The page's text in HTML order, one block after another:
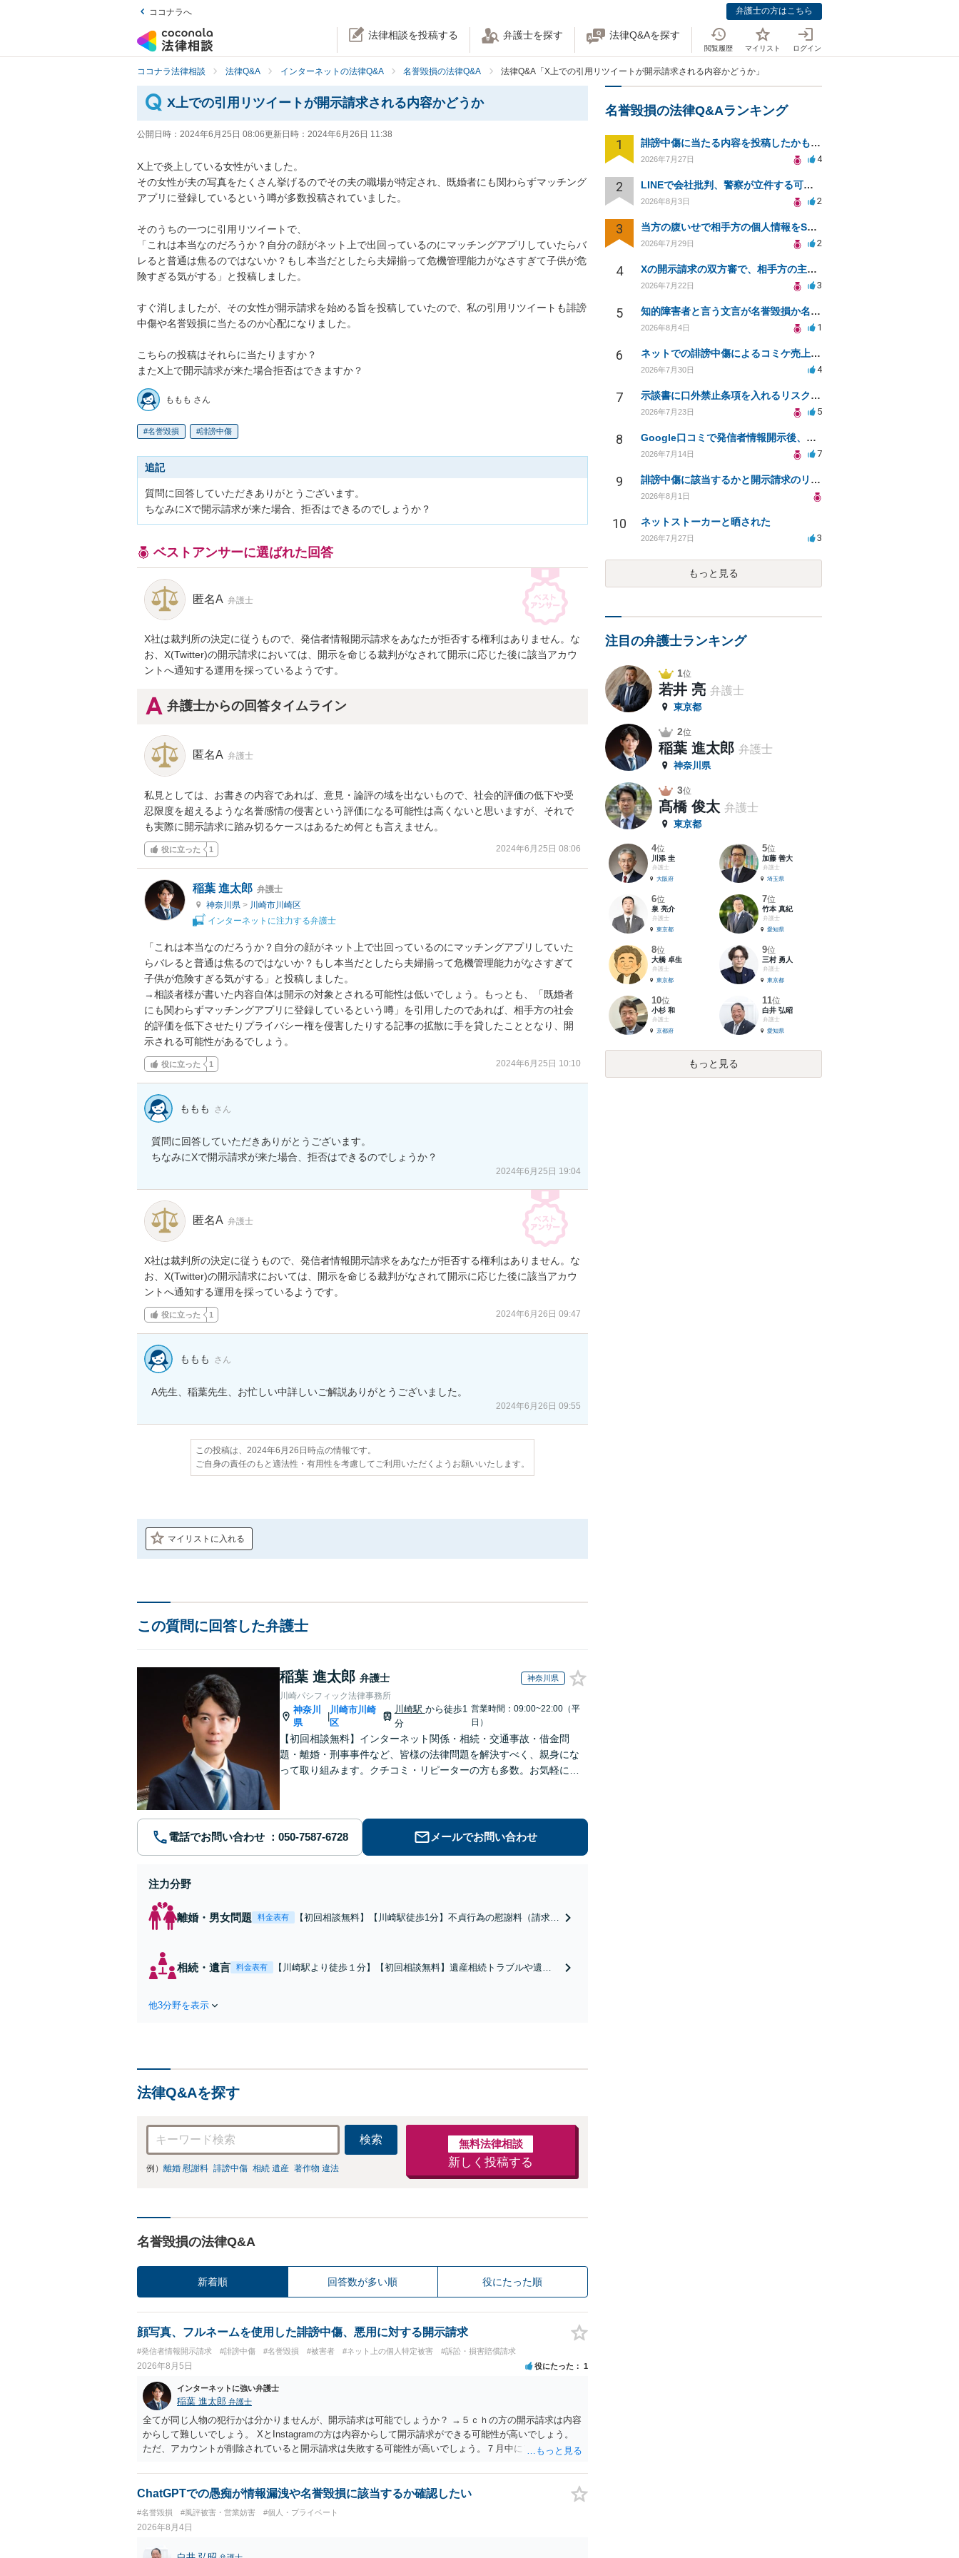
ココナラへ 弁護士の方はこちら
法律相談を投稿する 弁護士を探す 法律Q&Aを探す
閲覧履歴 マイリスト ログイン
ココナラ法律相談 法律Q&A インターネットの法律Q&A 名誉毀損の法律Q&A 法律Q&A「X上での引用リツイートが開示請求される内容かどうか」
X上での引用リツイートが開示請求される内容かどうか
公開日時： 2024年6月25日 08:06更新日時： 2024年6月26日 11:38
X上で炎上している女性がいました。
その女性が夫の写真をたくさん挙げるのでその夫の職場が特定され、既婚者にも関わらずマッチング
アプリに登録しているという噂が多数投稿されていました。
そのうちの一つに引用リツイートで、
「これは本当なのだろうか？自分の顔がネット上で出回っているのにマッチングアプリしていたらバ
レると普通は焦るのではないか？もし本当だとしたら夫婦揃って危機管理能力がなさすぎて子供が危
険すぎる気がする」と投稿しました。
すぐ消しましたが、その女性が開示請求を始める旨を投稿していたので、私の引用リツイートも誹謗
中傷や名誉毀損に当たるのか心配になりました。
こちらの投稿はそれらに当たりますか？
またX上で開示請求が来た場合拒否はできますか？
ももも さん
名誉毀損 誹謗中傷
追記
質問に回答していただきありがとうございます。
ちなみにXで開示請求が来た場合、拒否はできるのでしょうか？
ベストアンサーに選ばれた回答
匿名A 弁護士
X社は裁判所の決定に従うもので、発信者情報開示請求をあなたが拒否する権利はありません。な
お、X(Twitter)の開示請求においては、開示を命じる裁判がなされて開示に応じた後に該当アカウ
ントへ通知する運用を採っているようです。
弁護士からの回答タイムライン
匿名A 弁護士
私見としては、お書きの内容であれば、意見・論評の域を出ないもので、社会的評価の低下や受
忍限度を超えるような名誉感情の侵害という評価になる可能性は高くないと思いますが、それで
も実際に開示請求に踏み切るケースはあるため何とも言えません。
役に立った 1 2024年6月25日 08:06
稲葉 進太郎 弁護士
神奈川県 > 川崎市川崎区
インターネットに注力する弁護士
「これは本当なのだろうか？自分の顔がネット上で出回っているのにマッチングアプリしていた
らバレると普通は焦るのではないか？もし本当だとしたら夫婦揃って危機管理能力がなさすぎて
子供が危険すぎる気がする」と投稿しました。
→相談者様が書いた内容自体は開示の対象とされる可能性は低いでしょう。もっとも、「既婚者
にも関わらずマッチングアプリに登録しているという噂」を引用したのであれば、相手方の社会
的評価を低下させたりプライバシー権を侵害したりする記事の拡散に手を貸したこととなり、開
示される可能性があるでしょう。
役に立った 1 2024年6月25日 10:10
ももも さん
質問に回答していただきありがとうございます。
ちなみにXで開示請求が来た場合、拒否はできるのでしょうか？
2024年6月25日 19:04
匿名A 弁護士
X社は裁判所の決定に従うもので、発信者情報開示請求をあなたが拒否する権利はありません。な
お、X(Twitter)の開示請求においては、開示を命じる裁判がなされて開示に応じた後に該当アカウ
ントへ通知する運用を採っているようです。
役に立った 1 2024年6月26日 09:47
ももも さん
2024年6月26日 09:55
この投稿は、2024年6月26日時点の情報です。
ご自身の責任のもと適法性・有用性を考慮してご利用いただくようお願いいたします。
マイリストに入れる
この質問に回答した弁護士
稲葉 進太郎 弁護士 神奈川県
川崎パシフィック法律事務所
神奈川
県
川崎市川崎
区
川崎駅 から徒歩1
分
営業時間：09:00~22:00（平
日）
【初回相談無料】インターネット関係・相続・交通事故・借金問
題・離婚・刑事事件など、皆様の法律問題を解決すべく、親身にな
って取り組みます。クチコミ・リピーターの方も多数。お気軽にお
電話でお問い合わせ メールでお問い合わせ
注力分野
離婚・男女問題 料金表有
【初回相談無料】【川崎駅徒歩1分】不貞行為の慰謝料（請求さ
ます。
相続・遺言 料金表有
【川崎駅より徒歩１分】【初回相談無料】遺産相続トラブルや遺言
他3分野を表示
法律Q&Aを探す
検索
例） 離婚 慰謝料 誹謗中傷 相続 遺産 著作物 違法
無料法律相談
新しく投稿する
名誉毀損の法律Q&A
新着順 回答数が多い順 役にたった順
顔写真、フルネームを使用した誹謗中傷、悪用に対する開示請求
#発信者情報開示請求 #誹謗中傷 #名誉毀損 #被害者 #ネット上の個人特定被害 #訴訟・損害賠償請求
2026年8月5日 役にたった 1
インターネットに強い弁護士
稲葉 進太郎 弁護士
全てが同じ人物の犯行かは分かりませんが、開示請求は可能でしょうか？ →５ｃｈの方の開示請求は内容
からして難しいでしょう。 XとInstagramの方は内容からして開示請求ができる可能性が高いでしょう。
ただ、アカウントが削除されていると開示請求は失敗する可能性が高いでしょう。７月中にアカウントが
相手に全ての弁護士費用を負担させることは可能でしょうか？ →訴訟外の交渉で相手方が認めれば負担さ
せることができるでしょう。訴訟で判決となった場合は、実際の弁護士費用が認められる場合と認められ
ChatGPTでの愚痴が情報漏洩や名誉毀損に該当するか確認したい
#名誉毀損 #風評被害・営業妨害 #個人・プライベート
2026年8月4日
名誉毀損の法律Q&Aランキング
1 誹謗中傷に当たる内容を投稿したかもしれない。開示請求や民事刑事裁判に発展しうるのか教えて欲しい。
2026年7月27日 4
2 LINEで会社批判、警察が立件する可能性は？
2026年8月3日 2
3 当方の腹いせで相手方の個人情報をSNSで晒してしまい名誉毀損させてしまったかもしれない
2026年7月29日 2
4 Xの開示請求の双方審で、相手方の主張が口頭ばかりで把握しきれません
2026年7月22日 3
5 知的障害者と言う文言が名誉毀損か名誉感情の侵害になるか教えてほしい。
2026年8月4日 1
6 ネットでの誹謗中傷によるコミケ売上減少、損害賠償は可能か？
2026年7月30日 4
7 示談書に口外禁止条項を入れるリスクはありますか？
2026年7月23日 5
8 Google口コミで発信者情報開示後、損害賠償請求を受けています。示談について相談です。
2026年7月14日 7
9 誹謗中傷に該当するかと開示請求のリスクを知りたい
2026年8月1日
10 ネットストーカーと晒された
2026年7月27日 3
もっと見る
注目の弁護士ランキング
1位
若井 亮 弁護士
東京都
2位
稲葉 進太郎 弁護士
神奈川県
3位
髙橋 俊太 弁護士
東京都
4位
川添 圭
弁護士
大阪府
5位
加藤 善大
弁護士
埼玉県
6位
泉 亮介
弁護士
東京都
7位
竹本 真紀
弁護士
愛知県
8位
大橋 卓生
弁護士
東京都
9位
三村 勇人
弁護士
東京都
10位
小杉 和
弁護士
京都府
11位
白井 弘昭
弁護士
愛知県
もっと見る